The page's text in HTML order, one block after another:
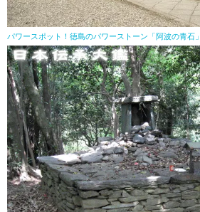
パワースポット！徳島のパワーストーン「阿波の青石」